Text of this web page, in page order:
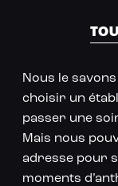
Nous le
choisir un
passer une
Mais nous
adresse pour
moments